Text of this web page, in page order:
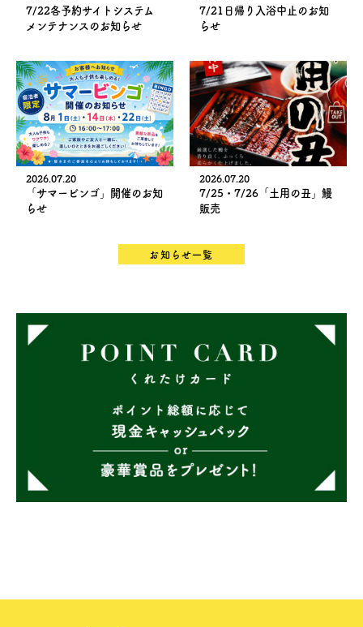
7/22各予約サイトシステム
メンテナンスのお知らせ
7/21日帰り入浴中止のお知
らせ
2026.07.20
「サマービンゴ」開催のお知
らせ
2026.07.20
7/25・7/26「土用の丑」鰻
販売
お知らせ一覧